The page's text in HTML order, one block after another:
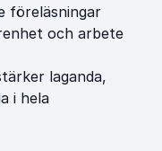
föreläsningar
och arbete
laganda,
i hela